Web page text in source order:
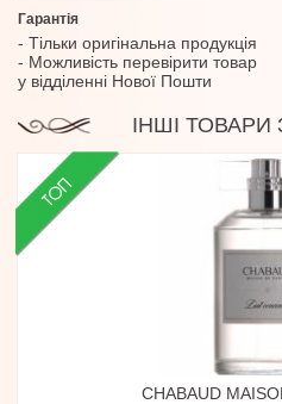
Гарантія
- Тільки оригінальна продукція
- Можливість перевірити товар
у відділенні Нової Пошти
ІНШІ ТОВАРИ
CHABAUD